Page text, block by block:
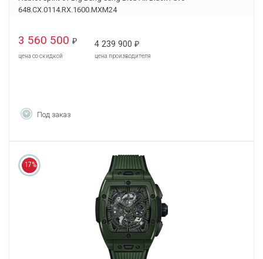
648.CX.0114.RX.1600.MXM24
3 560 500 ₽
цена со скидкой
4 239 900 ₽
цена производителя
Под заказ
17%